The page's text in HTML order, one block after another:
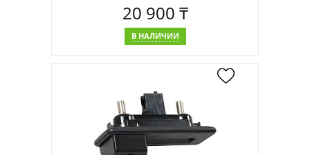
20 900 ₸
В НАЛИЧИИ